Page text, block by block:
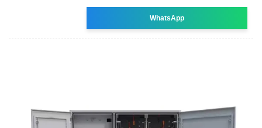
WhatsApp